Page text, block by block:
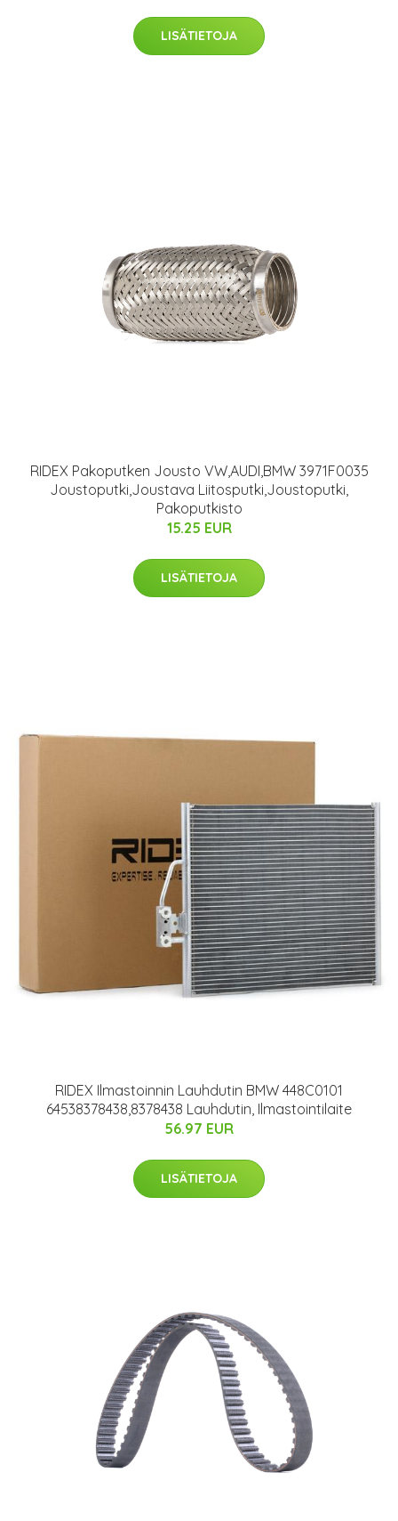
LISÄTIETOJA
RIDEX Pakoputken Jousto VW,AUDI,BMW 3971F0035
Joustoputki,Joustava Liitosputki,Joustoputki,
Pakoputkisto
15.25 EUR
LISÄTIETOJA
RIDEX Ilmastoinnin Lauhdutin BMW 448C0101
64538378438,8378438 Lauhdutin, Ilmastointilaite
56.97 EUR
LISÄTIETOJA